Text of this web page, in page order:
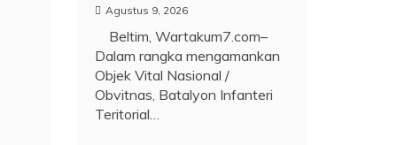
Agustus 9, 2026
Beltim, Wartakum7.com–
Dalam rangka mengamankan
Objek Vital Nasional /
Obvitnas, Batalyon Infanteri
Teritorial…